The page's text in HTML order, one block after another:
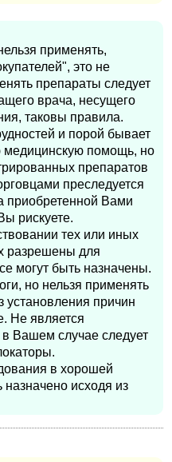
применять,
это не
препараты следует
врача, несущего
таковы правила.
и порой бывает
медицинскую помощь, но
препаратов
преследуется
приобретенной Вами
рискуете.
тех или иных
разрешены для
могут быть назначены.
но нельзя применять
установления причин
Не является
Вашем случае следует
в хорошей
исходя из